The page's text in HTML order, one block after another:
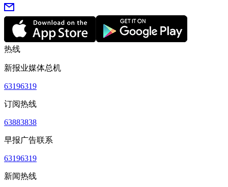
热线
新报业媒体总机
63196319
订阅热线
63883838
早报广告联系
63196319
新闻热线